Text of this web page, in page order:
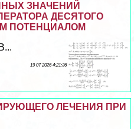
ЗНАЧЕНИЙ
ДЕСЯТОГО
ПОТЕНЦИАЛОМ
19 07 2026 4:21:36
ЛЕЧЕНИЯ ПРИ